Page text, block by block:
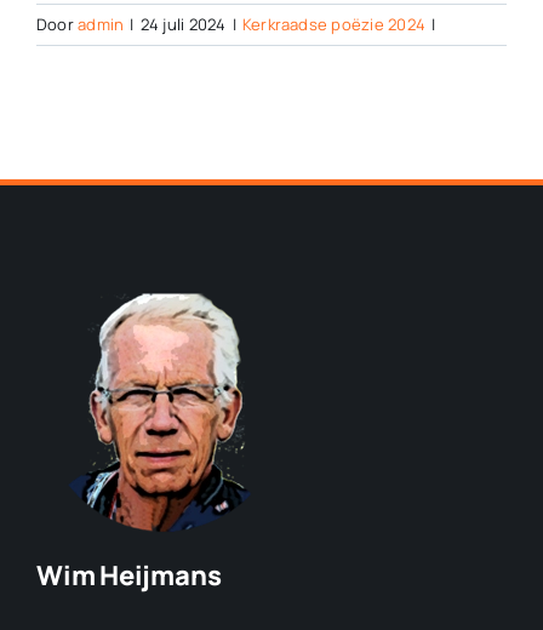
Dooradmin | 24 juli 2024 | Kerkraadse poëzie 2024 |
Wim Heijmans